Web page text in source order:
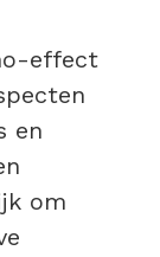
effect
en
om